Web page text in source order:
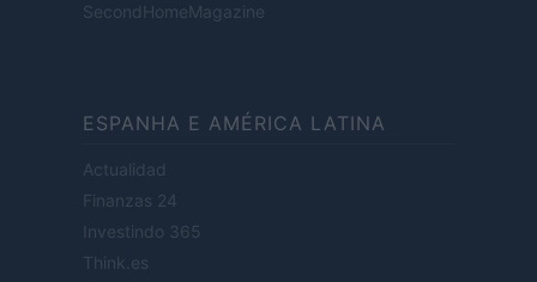
SecondHomeMagazine
ESPANHA E AMÉRICA LATINA
Actualidad
Finanzas 24
Investindo 365
Think.es